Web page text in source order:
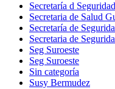
Secretaría d
Secretaria de Salud
Secretaría de
Secretaria de
Seg Suroeste
Seg Suroeste
Sin categoría
Susy Bermudez